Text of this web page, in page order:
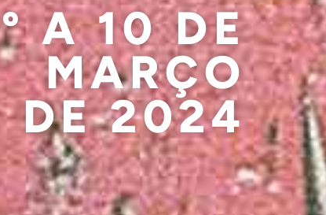
A 10 DE
MARÇO
DE 2024